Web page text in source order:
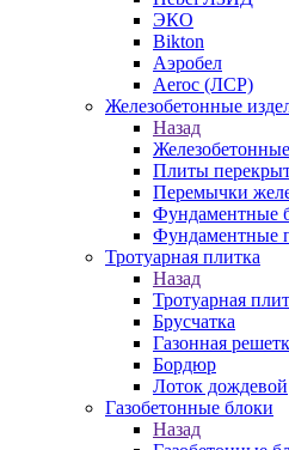
ЭКО
Bikton
Аэробел
Aeroc (ЛСР)
Железобетонные
Назад
Плиты
Перемычки
Фундаментные
Фундаментные
Тротуарная плитка
Назад
Тротуарная
Брусчатка
Газонная
Бордюр
Лоток дождевой
Газобетонные блоки
Назад